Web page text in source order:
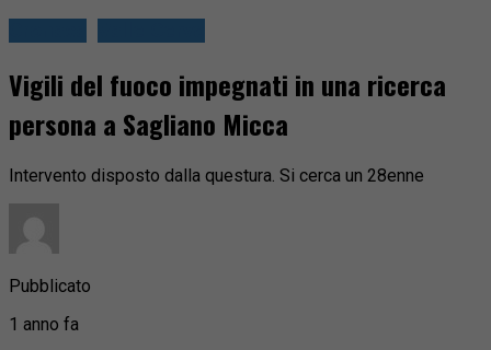
Vigili del fuoco impegnati in una ricerca
persona a Sagliano Micca
Intervento disposto dalla questura. Si cerca un 28enne
Pubblicato
1 anno fa